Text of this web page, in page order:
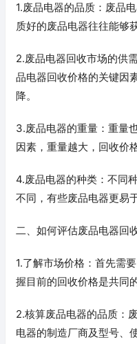
1.废品电器的品质：废品
质好的废品电器往往能够
2.废品电器回收市场的供
品电器回收价格的关键因
降。
3.废品电器的重量：重量
因素，重量越大，回收价
4.废品电器的种类：不同
不同，有些废品电器更易
二、如何评估废品电器回
1.了解市场价格：首先需
握目前的回收价格是共同
2.核算废品电器的品质：
电器的制造厂商及型号、